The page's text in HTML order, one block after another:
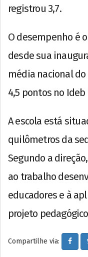
registrou 3,7.
O desempenho é
desde sua
média nacional
4,5 pontos no Ideb
A escola está
quilômetros da
Segundo a
ao trabalho
educadores e à
projeto
Compartilhe via: